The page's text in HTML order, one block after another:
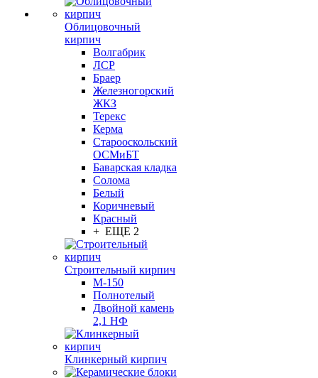
Облицовочный
кирпич
Волгабрик
ЛСР
Браер
Железногорский
ЖКЗ
Терекс
Керма
Старооскольский
ОСМиБТ
Баварская кладка
Солома
Белый
Коричневый
Красный
+ ЕЩЕ 2
Строительный кирпич
М-150
Полнотелый
Двойной камень
2,1 НФ
Клинкерный кирпич